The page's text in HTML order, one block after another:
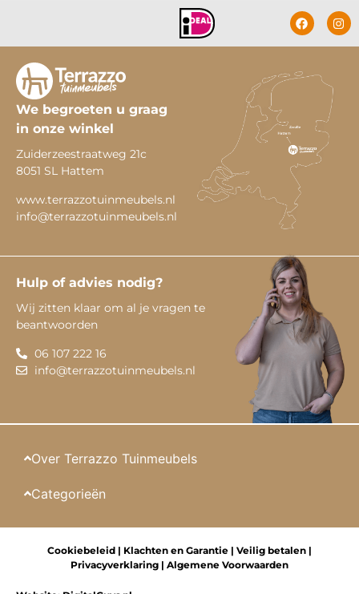
We begroeten u graag
in onze winkel
Zuiderzeestraatweg 21c
8051 SL Hattem
www.terrazzotuinmeubels.nl
info@terrazzotuinmeubels.nl
Hulp of advies nodig?
Wij zitten klaar om al je vragen te
beantwoorden
06 107 222 16
info@terrazzotuinmeubels.nl
Over Terrazzo Tuinmeubels
Categorieën
Cookiebeleid | Klachten en Garantie | Veilig betalen |
Privacyverklaring | Algemene Voorwaarden